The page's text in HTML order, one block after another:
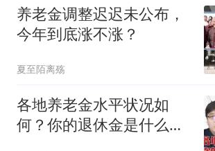
养老金调整迟迟未公布，
今年到底涨不涨？
夏至陌离殇
各地养老金水平状况如
何？你的退休金是什么档